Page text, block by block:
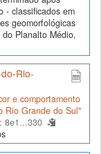
- classificados em
geomorfológicas
Planalto Médio,
Rio-
e comportamento
Rio Grande do Sul"
8e1...330